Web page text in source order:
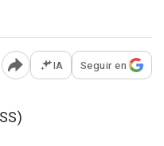
Abrir opciones para
IA Seguir en